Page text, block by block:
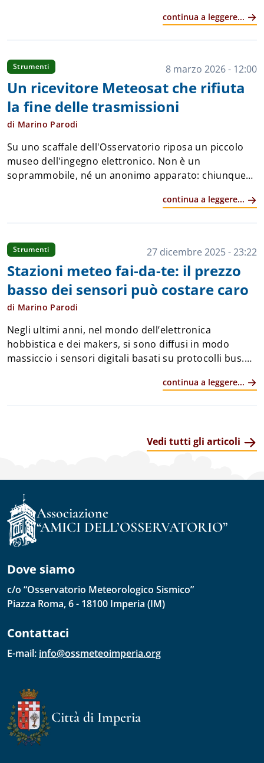
continua a leggere...
Strumenti 8 marzo 2026 - 12:00
Un ricevitore Meteosat che rifiuta
la fine delle trasmissioni
di Marino Parodi
Su uno scaffale dell'Osservatorio riposa un piccolo
museo dell'ingegno elettronico. Non è un
soprammobile, né un anonimo apparato: chiunque
non può non averlo già visto. &Eg...continua a leggere...
Strumenti 27 dicembre 2025 - 23:22
Stazioni meteo fai-da-te: il prezzo
basso dei sensori può costare caro
di Marino Parodi
Negli ultimi anni, nel mondo dell’elettronica
hobbistica e dei makers, si sono diffusi in modo
massiccio i sensori digitali basati su protocolli bus.
si sono distinti per la facilità d&r...continua a leggere...
Vedi tutti gli articoli
Associazione
“AMICI DELL’OSSERVATORIO”
Dove siamo
c/o “Osservatorio Meteorologico Sismico”
Piazza Roma, 6 - 18100 Imperia (IM)
Contattaci
E-mail: info@ossmeteoimperia.org
Città di Imperia